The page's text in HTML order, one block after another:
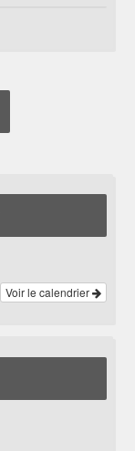
Voir le calendrier